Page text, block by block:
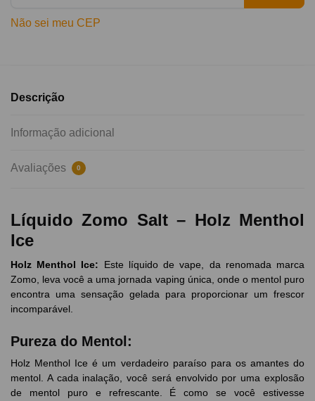
Não sei meu CEP
Descrição
Informação adicional
Avaliações 0
Líquido Zomo Salt – Holz Menthol
Ice
Holz Menthol Ice: Este líquido de vape, da renomada marca
Zomo, leva você a uma jornada vaping única, onde o mentol puro
encontra uma sensação gelada para proporcionar um frescor
incomparável.
Pureza do Mentol:
Holz Menthol Ice é um verdadeiro paraíso para os amantes do
mentol. A cada inalação, você será envolvido por uma explosão
de mentol puro e refrescante. É como se você estivesse